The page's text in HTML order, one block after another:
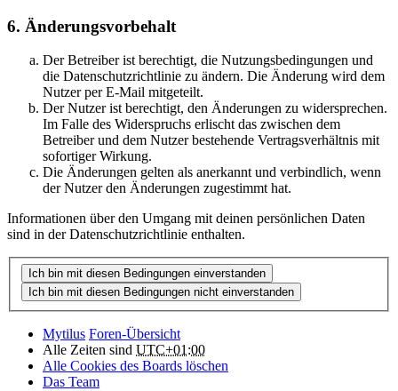
6. Änderungsvorbehalt
Der Betreiber ist berechtigt, die Nutzungsbedingungen und
die Datenschutzrichtlinie zu ändern. Die Änderung wird dem
Nutzer per E-Mail mitgeteilt.
Der Nutzer ist berechtigt, den Änderungen zu widersprechen.
Im Falle des Widerspruchs erlischt das zwischen dem
Betreiber und dem Nutzer bestehende Vertragsverhältnis mit
sofortiger Wirkung.
Die Änderungen gelten als anerkannt und verbindlich, wenn
der Nutzer den Änderungen zugestimmt hat.
Informationen über den Umgang mit deinen persönlichen Daten
sind in der Datenschutzrichtlinie enthalten.
Mytilus Foren-Übersicht
Alle Zeiten sind UTC+01:00
Alle Cookies des Boards löschen
Das Team